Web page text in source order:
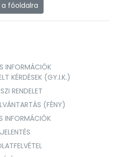
a főoldalra
INFORMÁCIÓK
KÉRDÉSEK (GY.I.K.)
RENDELET
(FÉNY)
INFORMÁCIÓK